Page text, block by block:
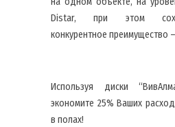
Distar, при этом
конкурентное преимущество
Используя диски
экономите 25% Ваших
в полах!